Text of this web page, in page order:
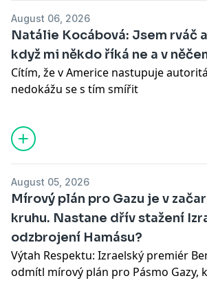
to rezort? Jde o běžnou praxi? A na
vyšel? I na to odpovídá ve čtvrteční
Jelínková.
August 06, 2026
Natálie Kocábová: Jsem rváč
když mi někdo říká ne a v
Cítím, že v Americe nastupuje
nedokážu se s tím smířit
Do podcastu Tekutá společnost
spluzakladatelka RadioFree America
Kdy přesně se rozhodla mapovat
trumpismu informovat? Bojí se o
současné aktivity dopadají na její
Pořad Tekutá společnost můžete
čtvrtek na:
• Respektu: https://www.respekt.cz/
a v mobilní aplikaci Respekt
• Spotify:
August 05, 2026
Mírový plán pro Gazu je v
kruhu. Nastane dřív stažení
odzbrojení Hamásu?
Výtah Respektu: Izraelský premiér
odmítl mírový plán pro Pásmo Gazy,